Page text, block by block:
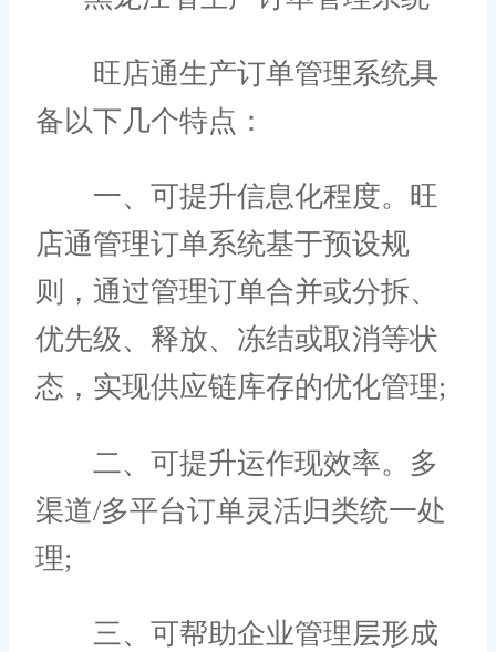
旺店通生产订单管理系统具
备以下几个特点：
一、可提升信息化程度。旺
店通管理订单系统基于预设规
则，通过管理订单合并或分拆、
优先级、释放、冻结或取消等状
态，实现供应链库存的优化管理;
二、可提升运作现效率。多
渠道/多平台订单灵活归类统一处
理;
三、可帮助企业管理层形成